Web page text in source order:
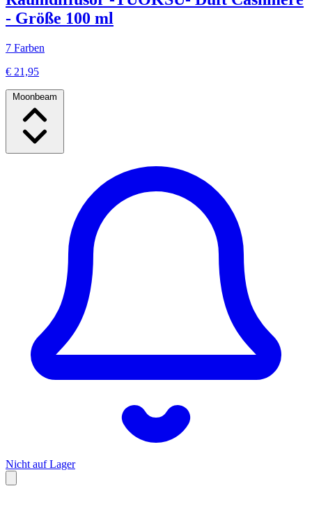
- Größe 100 ml
7 Farben
€ 21,95
Moonbeam
Nicht auf Lager